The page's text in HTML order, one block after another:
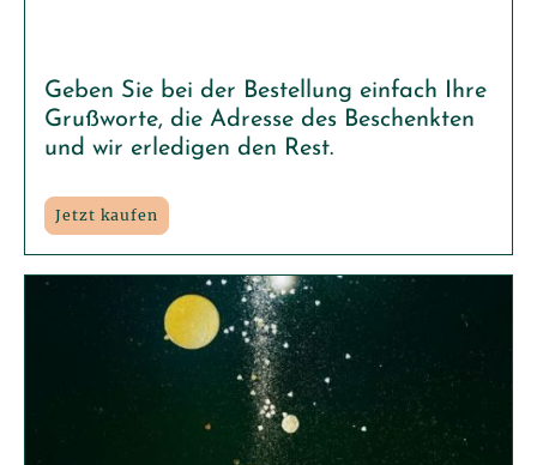
Geben Sie bei der Bestellung einfach Ihre
Grußworte, die Adresse des Beschenkten
und wir erledigen den Rest.
Jetzt kaufen